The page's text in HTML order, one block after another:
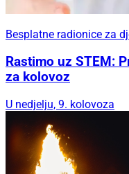
Besplatne radionice za
Rastimo uz STEM:
za kolovoz
U nedjelju, 9. kolovoza